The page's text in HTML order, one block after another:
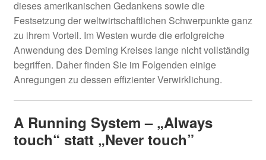
Lean
6Sigma
öffnen
Seminare
Vorlagen
dieses amerikanischen Gedankens sowie die
Festsetzung der weltwirtschaftlichen Schwerpunkte ganz
zu ihrem Vorteil. Im Westen wurde die erfolgreiche
Anwendung des Deming Kreises lange nicht vollständig
begriffen. Daher finden Sie im Folgenden einige
Anregungen zu dessen effizienter Verwirklichung.
A Running System – „Always
touch“ statt „Never touch”